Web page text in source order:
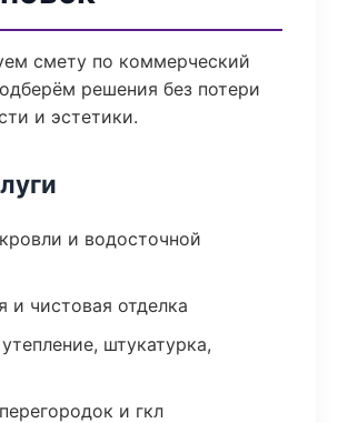
смету по коммерческий
решения без потери
и эстетики.
и водосточной
и чистовая отделка
штукатурка,
и гкл